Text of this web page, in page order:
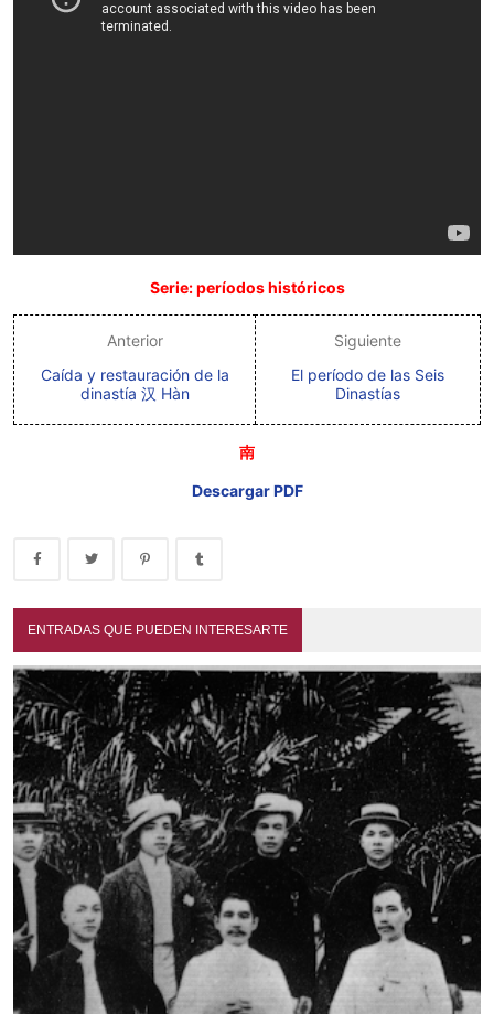
Serie: períodos históricos
Anterior
Caída y restauración de la
dinastía 汉 Hàn
Siguiente
El período de las Seis
Dinastías
南
Descargar PDF
ENTRADAS QUE PUEDEN INTERESARTE